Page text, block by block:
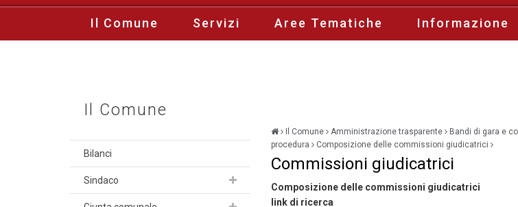
Il Comune Servizi Aree Tematiche Informazione
Il Comune
Bilanci
Sindaco
Il Comune Amministrazione trasparente Bandi di gara e
procedura
Composizione delle commissioni giudicatrici
Commissioni giudicatrici
Composizione delle commissioni giudicatrici
link di ricerca